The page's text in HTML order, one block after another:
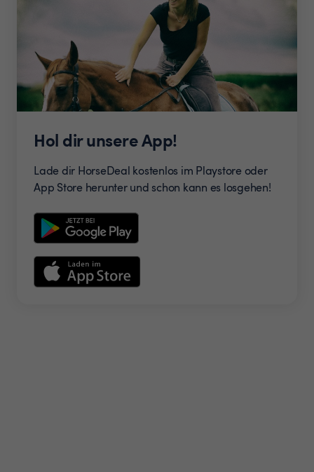
Hol dir unsere App!
Lade dir HorseDeal kostenlos im Playstore oder
App Store herunter und schon kann es losgehen!